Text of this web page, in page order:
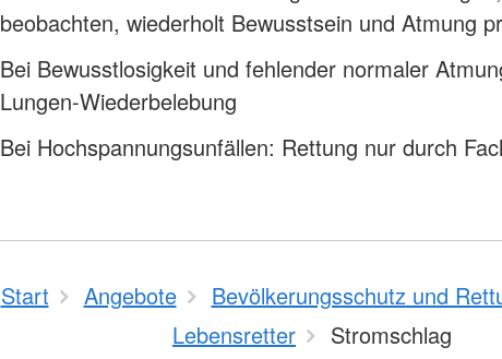
beobachten, wiederholt Bewusstsein und Atmung
Bei Bewusstlosigkeit und fehlender normaler
Lungen-Wiederbelebung
Bei Hochspannungsunfällen: Rettung nur durch
Start Angebote Bevölkerungsschutz und
Lebensretter
Stromschlag